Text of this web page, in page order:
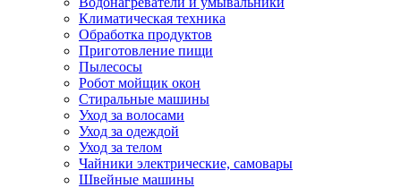
Климатическая техника
Обработка продуктов
Приготовление пищи
Пылесосы
Робот мойщик окон
Стиральные машины
Уход за волосами
Уход за одеждой
Уход за телом
Чайники электрические, самовары
Швейные машины